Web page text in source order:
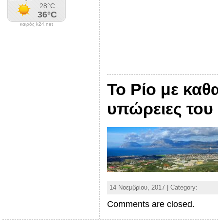
καιρός k24.net
Το Ρίο με
υπώρειες
14 Νοεμβρίου, 2017 | Category:
Comments are closed.